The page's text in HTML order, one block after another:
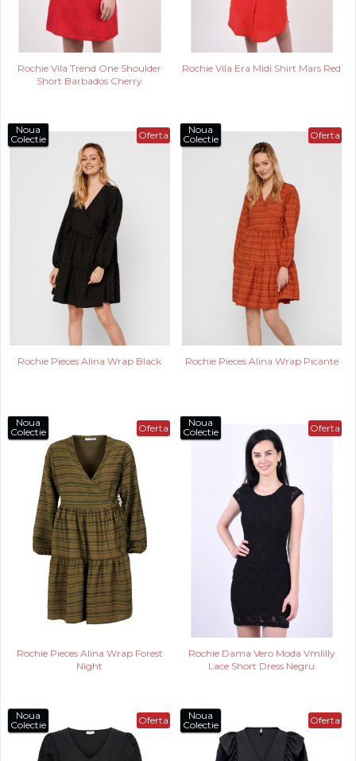
Rochie Vila Trend One Shoulder
Short Barbados Cherry
Rochie Vila Era Midi Shirt Mars Red
Oferta
Noua
Colectie
Rochie Pieces Alina Wrap Black
Oferta
Noua
Colectie
Rochie Pieces Alina Wrap Picante
Oferta
Noua
Colectie
Rochie Pieces Alina Wrap Forest
Night
Oferta
Noua
Colectie
Rochie Dama Vero Moda Vmlilly
Lace Short Dress Negru
Oferta
Noua
Colectie
Oferta
Noua
Colectie